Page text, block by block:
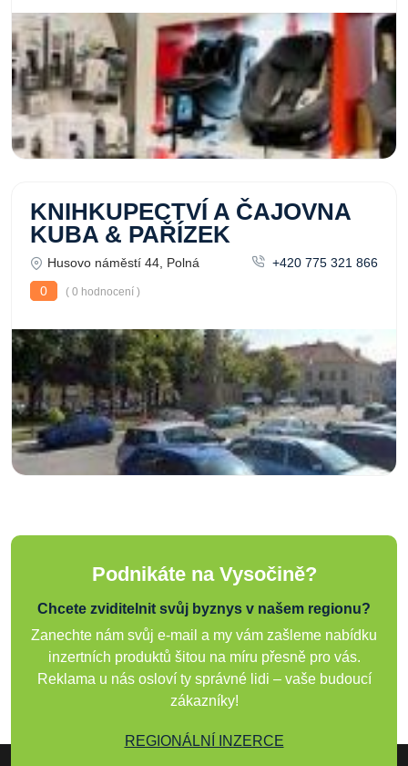
KNIHKUPECTVÍ A ČAJOVNA
KUBA & PAŘÍZEK
Husovo náměstí 44, Polná
+420 775 321 866
0
( 0 hodnocení )
Podnikáte na Vysočině?
Chcete zviditelnit svůj byznys v našem regionu?
Zanechte nám svůj e-mail a my vám zašleme nabídku
inzertních produktů šitou na míru přesně pro vás.
Reklama u nás osloví ty správné lidi – vaše budoucí
zákazníky!
REGIONÁLNÍ INZERCE